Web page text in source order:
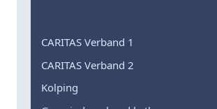
CARITAS Verband 1
CARITAS Verband 2
Kolping